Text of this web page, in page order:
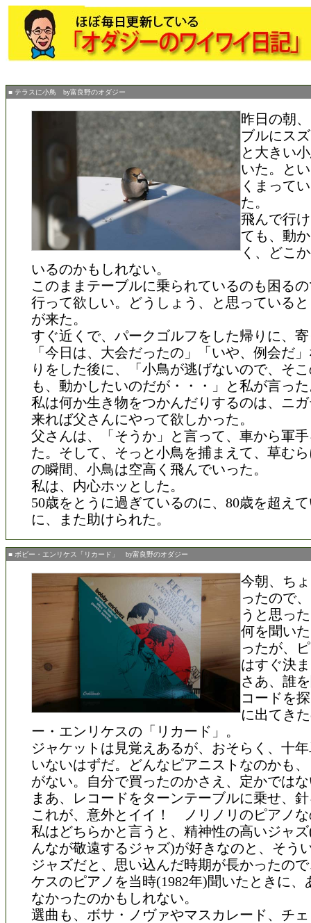
■ テラスに小鳥 by富良野のオダジー
昨日の朝
ブルにス
と大きい
いた。と
くまって
た。
飛んで行
ても、動
く、どこ
いるのかもしれない。
このままテーブルに乗られているのも困る
行って欲しい。どうしょう、と思っている
が来た。
すぐ近くで、パークゴルフをした帰りに、
「今日は、大会だったの」「いや、例会だ
りをした後に、「小鳥が逃げないので、そ
も、動かしたいのだが・・・」と私が言っ
私は何か生き物をつかんだりするのは、ニ
来れば父さんにやって欲しかった。
父さんは、「そうか」と言って、車から軍
た。そして、そっと小鳥を捕まえて、草む
の瞬間、小鳥は空高く飛んでいった。
私は、内心ホッとした。
50歳をとうに過ぎているのに、80歳を超え
に、また助けられた。
■ ボビー・エンリケス「リカード」 by富良野のオダジー
今朝、ち
ったので
うと思っ
何を聞い
ったが、
はすぐ決
さあ、誰
コードを
に出てき
ー・エンリケスの「リカード」。
ジャケットは見覚えあるが、おそらく、十
いないはずだ。どんなピアニストなのかも
がない。自分で買ったのかさえ、定かでは
まあ、レコードをターンテーブルに乗せ、
これが、意外とイイ！ ノリノリのピアノ
私はどちらかと言うと、精神性の高いジャ
んなが敬遠するジャズ)が好きなのと、そう
ジャズだと、思い込んだ時期が長かったの
ケスのピアノを当時(1982年)聞いたときに、
なかったのかもしれない。
選曲も、ボサ・ノヴァやマスカレード、チ